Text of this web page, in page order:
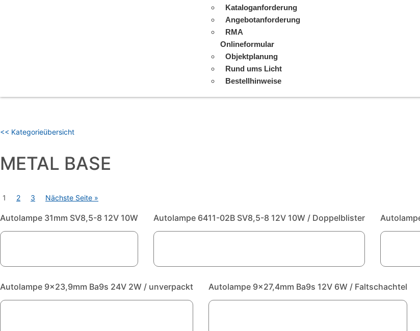
Kataloganforderung
Angebotanforderung
RMA
Onlineformular
Objektplanung
Rund ums Licht
Bestellhinweise
<< Kategorieübersicht
METAL BASE
1 2 3 Nächste Seite »
Autolampe 31mm SV8,5-8 12V 10W Autolampe 6411-02B SV8,5-8 12V 10W / Doppelblister
Autolampe 9x23,9mm Ba9s 24V 2W / unverpackt Autolampe 9x27,4mm Ba9s 12V 6W / Faltschachtel